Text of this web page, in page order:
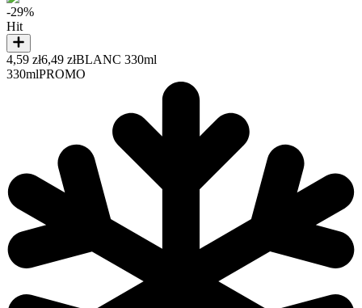
-29%
Hit
4,59 zł6,49 złBLANC 330ml
330mlPROMO